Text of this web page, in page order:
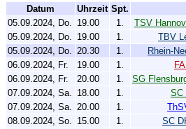
Datum Uhrzeit Spt.
05.09.2024, Do. 19.00 1. TSV
05.09.2024, Do. 19.00 1. TBV
05.09.2024, Do. 20.30 1. Rhein-
06.09.2024, Fr.
19.00 1.
06.09.2024, Fr.
20.00 1. SG
07.09.2024, Sa. 18.00 1. SC
07.09.2024, Sa. 20.00 1.
08.09.2024, So. 15.00 1. SC